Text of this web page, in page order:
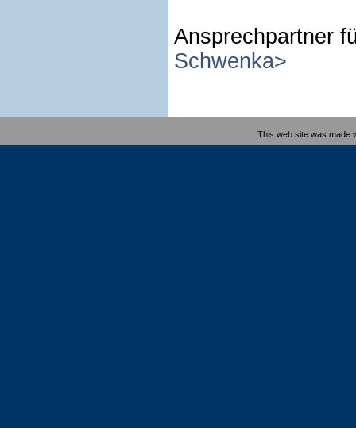
Ansprechpartner
Schwenka>
This web site was made